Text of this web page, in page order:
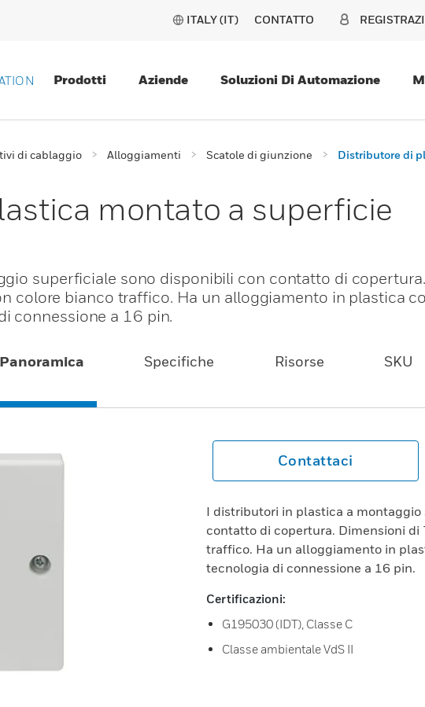
ITALY (IT) CONTATTO
Prodotti Aziende Soluzioni Di Automazione
di cablaggio Alloggiamenti Scatole di giunzione Distributore di
montato a superficie
superficiale sono disponibili con contatto di copertura.
colore bianco traffico. Ha un alloggiamento in plastica
connessione a 16 pin.
Panoramica Specifiche Risorse SKU
Contattaci
I distributori in plastica a
contatto di copertura. Dimensioni
traffico. Ha un alloggiamento in
tecnologia di connessione a 16 pin.
Certificazioni:
G195030 (IDT), Classe C
Classe ambientale VdS II